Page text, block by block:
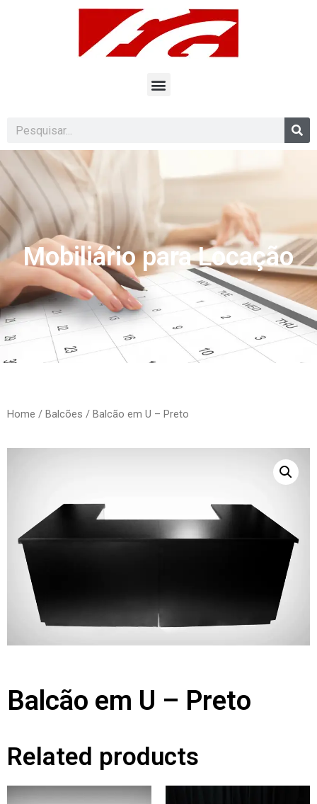
Mobiliário para Locação
Home / Balcões / Balcão em U – Preto
Balcão em U – Preto
Related products